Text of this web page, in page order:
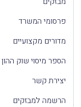
פרסומי המשרד
מדורים מקצועיים
הספר מיסוי שוק ההון
יצירת קשר
הרשמה למבזקים